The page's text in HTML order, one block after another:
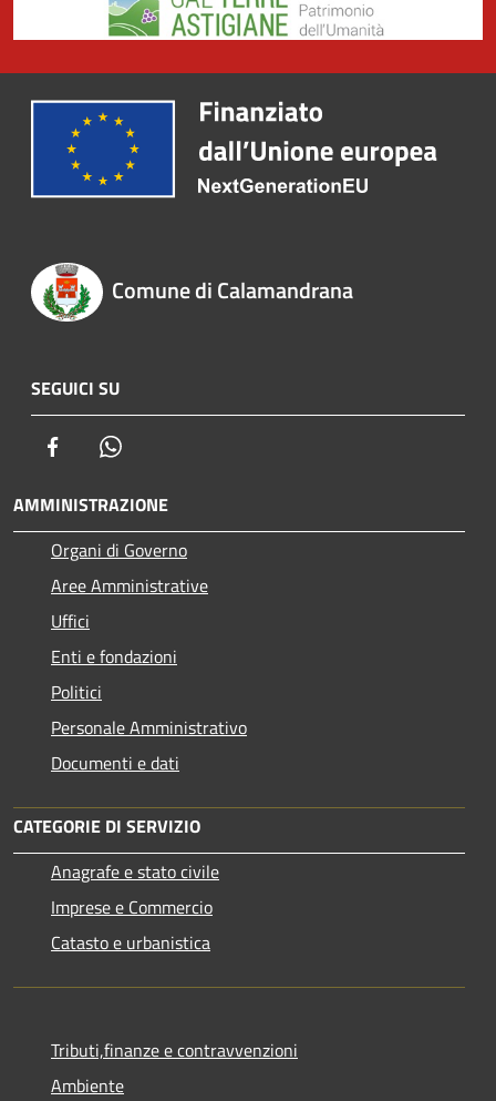
Comune di Calamandrana
SEGUICI SU
Facebook
AMMINISTRAZIONE
Organi di Governo
Aree Amministrative
Uffici
Enti e fondazioni
Politici
Personale Amministrativo
Documenti e dati
CATEGORIE DI SERVIZIO
Anagrafe e stato civile
Imprese e Commercio
Catasto e urbanistica
Tributi,finanze e contravvenzioni
Ambiente